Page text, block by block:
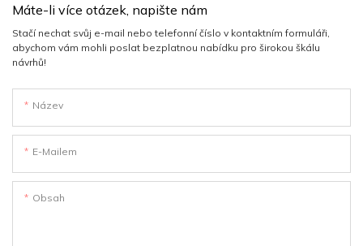
Máte-li více otázek, napište nám
Stačí nechat svůj e-mail nebo telefonní číslo v kontaktním formuláři,
abychom vám mohli poslat bezplatnou nabídku pro širokou škálu
návrhů!
Název
E-Mailem
Obsah